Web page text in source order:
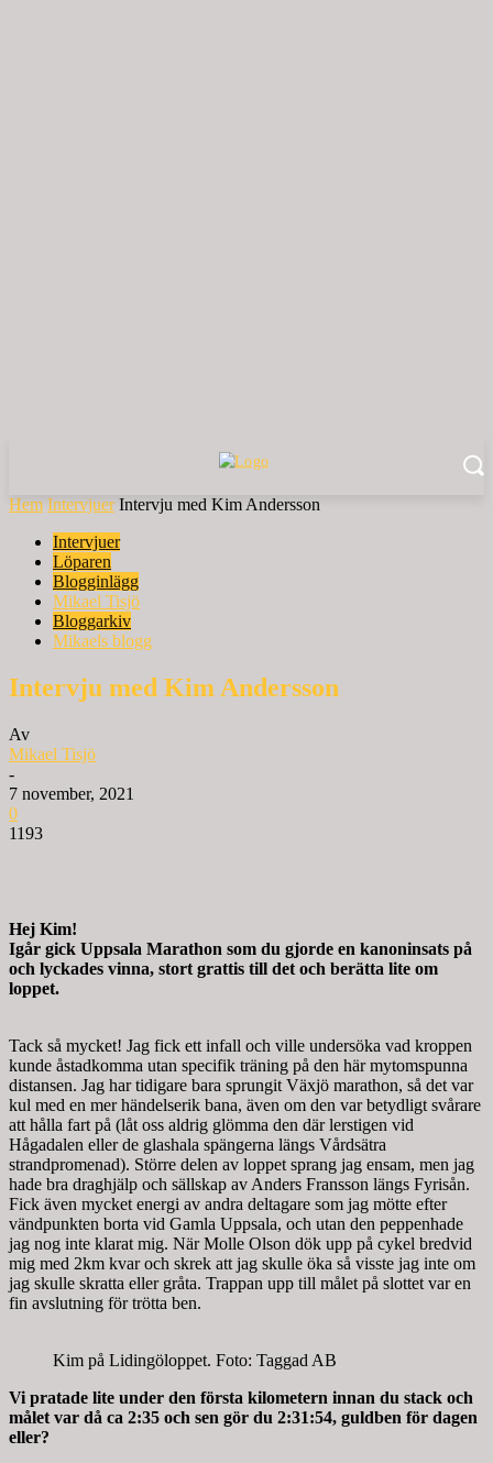
Hem Intervjuer Intervju med Kim Andersson
Intervjuer
Löparen
Blogginlägg
Mikael Tisjö
Bloggarkiv
Mikaels blogg
Intervju med Kim Andersson
Av
Mikael Tisjö
-
7 november, 2021
0
1193
Hej Kim!
Igår gick Uppsala Marathon som du gjorde en kanoninsats på
och lyckades vinna, stort grattis till det och berätta lite om
loppet.
Tack så mycket! Jag fick ett infall och ville undersöka vad kroppen
kunde åstadkomma utan specifik träning på den här mytomspunna
distansen. Jag har tidigare bara sprungit Växjö marathon, så det var
kul med en mer händelserik bana, även om den var betydligt svårare
att hålla fart på (låt oss aldrig glömma den där lerstigen vid
Hågadalen eller de glashala spängerna längs Vårdsätra
strandpromenad). Större delen av loppet sprang jag ensam, men jag
hade bra draghjälp och sällskap av Anders Fransson längs Fyrisån.
Fick även mycket energi av andra deltagare som jag mötte efter
vändpunkten borta vid Gamla Uppsala, och utan den peppenhade
jag nog inte klarat mig. När Molle Olson dök upp på cykel bredvid
mig med 2km kvar och skrek att jag skulle öka så visste jag inte om
jag skulle skratta eller gråta. Trappan upp till målet på slottet var en
fin avslutning för trötta ben.
Kim på Lidingöloppet. Foto: Taggad AB
Vi pratade lite under den första kilometern innan du stack och
målet var då ca 2:35 och sen gör du 2:31:54, guldben för dagen
eller?